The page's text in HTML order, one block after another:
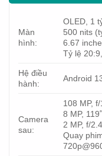
Màn
hình:
OLED, 1
500 nits
6.67
Tỷ lệ
Hệ điều
hành:
Android
Camera
sau:
108 MP,
8 MP,
2 MP, f/
Quay